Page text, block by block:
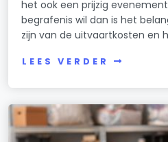
het ook een prijzig evenement
begrafenis wil dan is het
zijn van de uitvaartkosten en
LEES VERDER